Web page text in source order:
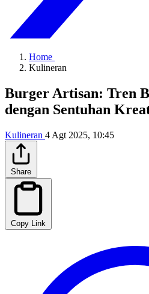
Home
Kulineran
Burger Artisan: Tren
dengan Sentuhan
Kulineran 4 Agt 2025, 10:45
Share
Copy Link